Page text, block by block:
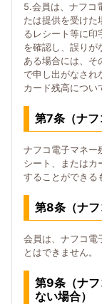
5.会員は、ナフコ
たは提供を受けた
るレシート等に印
を確認し、誤りが
ある場合には、そ
で申し出がなされ
カード残高につい
第7条（ナフ
ナフコ電子マネー
シート、またはカ
することができる
第8条（ナフ
会員は、ナフコ電
とはできません。
第9条（ナ
ない場合）